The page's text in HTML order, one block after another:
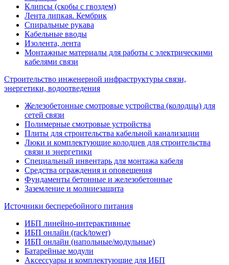
Клипсы (скобы с гвоздем)
Лента липкая. Кембрик
Спиральные рукава
Кабельные вводы
Изолента, лента
Монтажные материалы для работы с электрическими
кабелями связи
Строительство инженерной инфраструктуры связи,
энергетики, водоотведения
Железобетонные смотровые устройства (колодцы) для
сетей связи
Полимерные смотровые устройства
Плиты для строительства кабельной канализации
Люки и комплектующие колодцев для строительства
связи и энергетики
Специальный инвентарь для монтажа кабеля
Средства ограждения и оповещения
Фундаменты бетонные и железобетонные
Заземление и молниезащита
Источники бесперебойного питания
ИБП линейно-интерактивные
ИБП онлайн (rack/tower)
ИБП онлайн (напольные/модульные)
Батарейные модули
Аксессуары и комплектующие для ИБП